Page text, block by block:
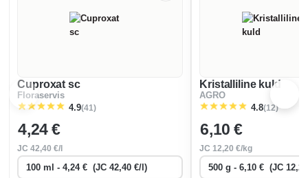
Cuproxat sc
Floraservis
4.9(41)
4,24 €
JC42,40 €/l
Kristalliline kuld
AGRO
4.8(12)
6,10 €
JC12,20 €/kg